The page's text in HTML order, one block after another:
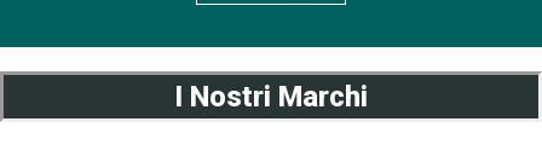
I Nostri Marchi